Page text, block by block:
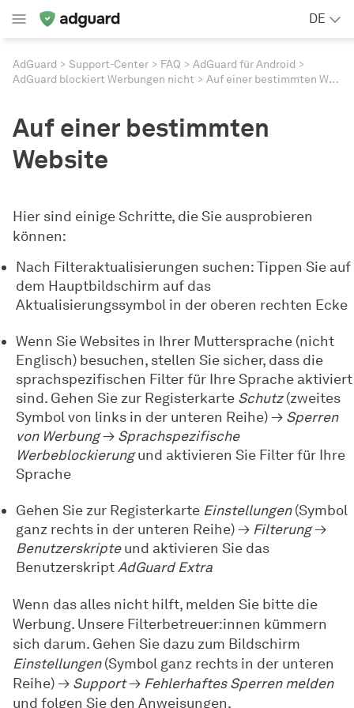
DE
AdGuard Support-Center FAQ
AdGuard für Android
AdGuard blockiert Werbungen nicht
Auf einer bestimmten Website
Auf einer bestimmten
Website
Hier sind einige Schritte, die Sie ausprobieren
können:
Nach Filteraktualisierungen suchen: Tippen Sie auf
dem Hauptbildschirm auf das
Aktualisierungssymbol in der oberen rechten Ecke
Wenn Sie Websites in Ihrer Muttersprache (nicht
Englisch) besuchen, stellen Sie sicher, dass die
sprachspezifischen Filter für Ihre Sprache aktiviert
sind. Gehen Sie zur Registerkarte Schutz(zweites
Symbol von links in der unteren Reihe) → Sperren
von Werbung→ Sprachspezifische
Werbeblockierungund aktivieren Sie Filter für Ihre
Sprache
Gehen Sie zur Registerkarte Einstellungen(Symbol
ganz rechts in der unteren Reihe) → Filterung→
Benutzerskripteund aktivieren Sie das
Benutzerskript AdGuard Extra
Wenn das alles nicht hilft, melden Sie bitte die
Werbung. Unsere Filterbetreuer:innen kümmern
sich darum. Gehen Sie dazu zum Bildschirm
Einstellungen(Symbol ganz rechts in der unteren
Reihe) → Support→ Fehlerhaftes Sperren melden
und folgen Sie den Anweisungen.